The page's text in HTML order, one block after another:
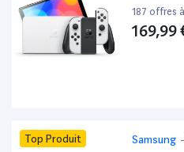
187 offres
169,99
Top Produit Samsung -